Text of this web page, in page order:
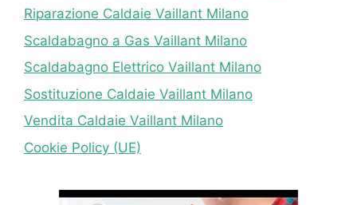
Riparazione Caldaie Vaillant Milano
Scaldabagno a Gas Vaillant Milano
Scaldabagno Elettrico Vaillant Milano
Sostituzione Caldaie Vaillant Milano
Vendita Caldaie Vaillant Milano
Cookie Policy (UE)